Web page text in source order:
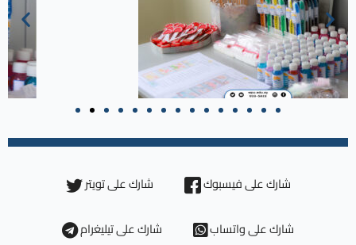
شارك على فيسبوك شارك على تويتر
شارك على واتساب شارك على تيليغرام